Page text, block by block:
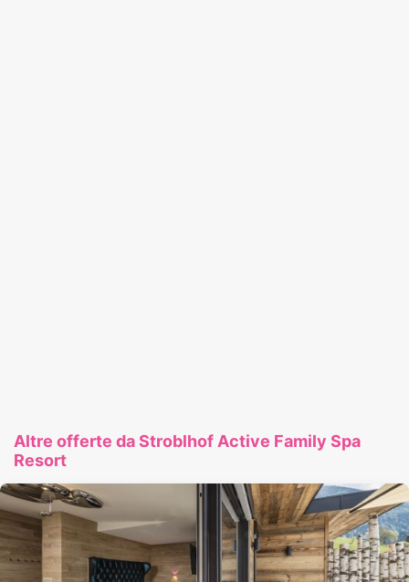
Altre offerte da Stroblhof Active Family Spa
Resort